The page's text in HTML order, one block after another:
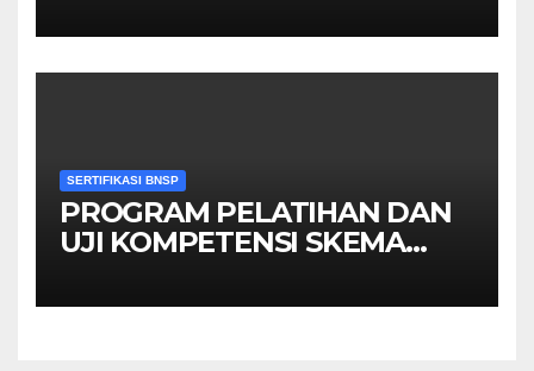
SERTIFIKASI BNSP
PROGRAM PELATIHAN DAN
UJI KOMPETENSI SKEMA
JAUH